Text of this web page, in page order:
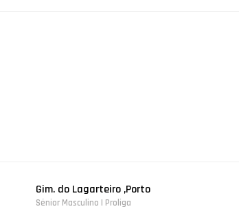
Gim. do Lagarteiro ,Porto
Sénior Masculino | Proliga